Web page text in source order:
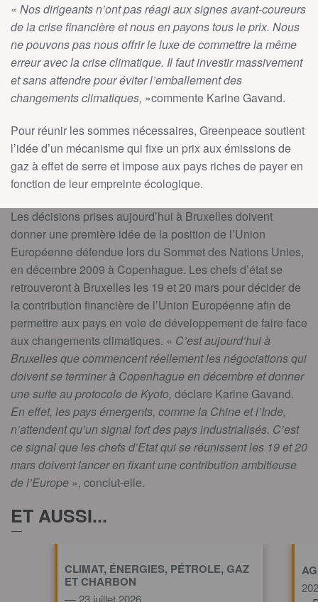
« Nos dirigeants n’ont pas réagi aux signes avant-coureurs
de la crise financière et nous en payons tous le prix. Nous
ne pouvons pas nous offrir le luxe de commettre la même
erreur avec la crise climatique. Il faut investir massivement
et sans attendre pour éviter l’emballement des
changements climatiques, »commente Karine Gavand.
Pour réunir les sommes nécessaires, Greenpeace soutient
l’idée d’un mécanisme qui fixe un prix aux émissions de
gaz à effet de serre et impose aux pays riches de payer en
fonction de leur empreinte écologique.
Les décisions prises aujourd’hui à Bruxelles doivent
donner une première idée de la position de l’Union
Européenne défendue lors du Sommet des Nations Unies,
en décembre 2009 à Copenhague. Les chefs d’état se
retrouveront à Bruxelles les 19 et 20 mars pour décider de
la contribution financière de l’Union Européenne afin de
permettre aux pays en voie de développement de faire face
aux changements climatiques. « C’est aujourd’hui à
Bruxelles que commencent réellement les négociations qui
doivent se terminer à Copenhague en décembre et donner
une suite au protocole de Kyoto, déclare Karine Gavand.
En effet, les pays émergents, comme la Chine et l’Inde,
n’attendent qu’un signal fort des pays industrialisés. C’est
ce signal que les chefs d’Etat qui se réunissent les 19 et 20
mars doivent lancer en fixant une contribution ambitieuse
de l’Europe », conclut-elle.
ET AUSSI...
CLIMAT, ÉNERGIES, PÉTROLE, GAZ
ET CHARBON
23 juillet 2026